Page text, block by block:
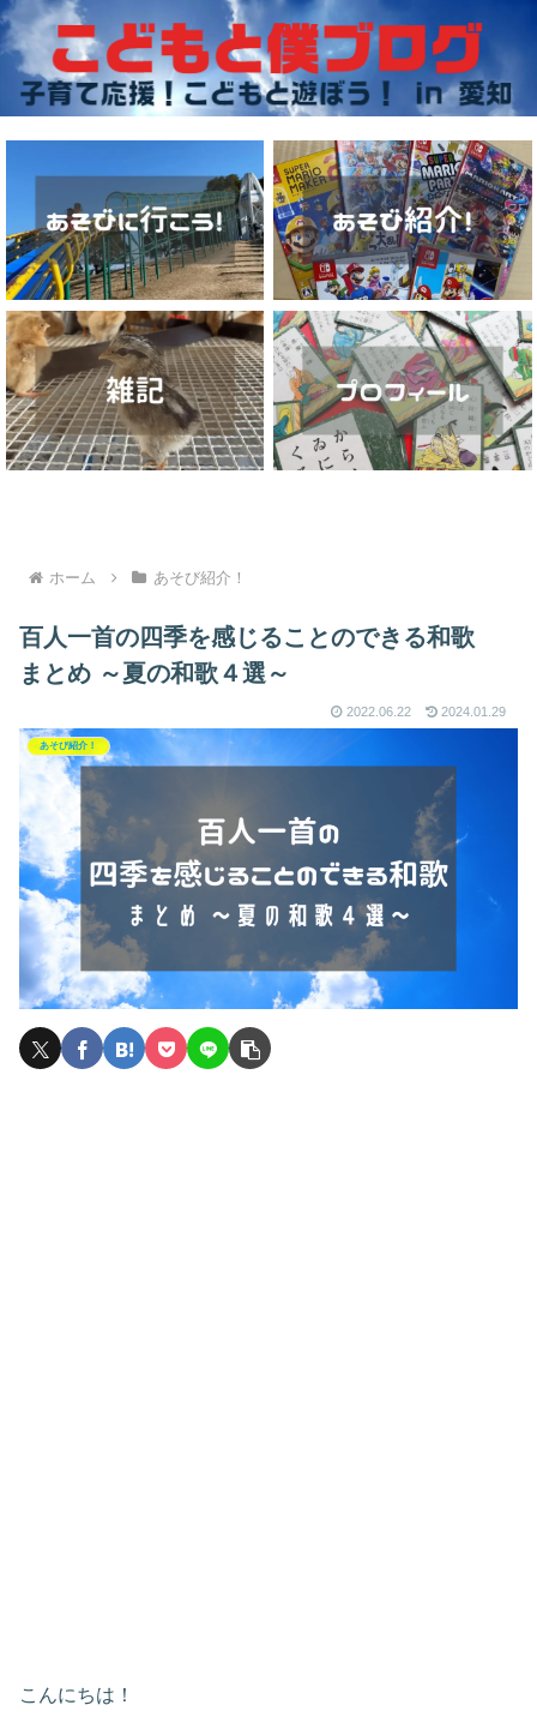
ホーム あそび紹介！
百人一首の四季を感じることのできる和歌
まとめ ～夏の和歌４選～
2022.06.22 2024.01.29
あそび紹介！
こんにちは！